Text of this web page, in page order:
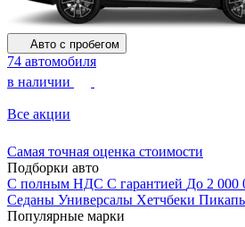
Авто с пробегом
74 автомобиля
в наличии
Все акции
Самая точная оценка стоимости
Подборки авто
С полным НДС С гарантией До 2 000
Седаны Универсалы Хетчбеки
Популярные марки